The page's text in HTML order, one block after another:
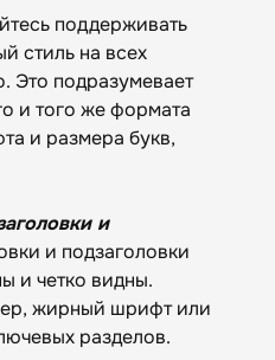
поддерживать
стиль на всех
Это подразумевает
и того же формата
и размера букв,
и
и подзаголовки
и четко видны.
жирный шрифт или
разделов.